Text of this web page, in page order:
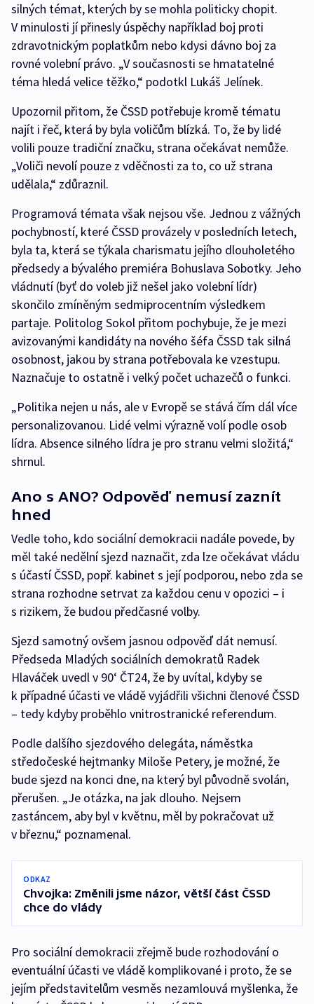
silných témat, kterých by se mohla politicky chopit.
V minulosti jí přinesly úspěchy například boj proti
zdravotnickým poplatkům nebo kdysi dávno boj za
rovné volební právo. „V současnosti se hmatatelné
téma hledá velice těžko,“ podotkl Lukáš Jelínek.
Upozornil přitom, že ČSSD potřebuje kromě tématu
najít i řeč, která by byla voličům blízká. To, že by lidé
volili pouze tradiční značku, strana očekávat nemůže.
„Voliči nevolí pouze z vděčnosti za to, co už strana
udělala,“ zdůraznil.
Programová témata však nejsou vše. Jednou z vážných
pochybností, které ČSSD provázely v posledních letech,
byla ta, která se týkala charismatu jejího dlouholetého
předsedy a bývalého premiéra Bohuslava Sobotky. Jeho
vládnutí (byť do voleb již nešel jako volební lídr)
skončilo zmíněným sedmiprocentním výsledkem
partaje. Politolog Sokol přitom pochybuje, že je mezi
avizovanými kandidáty na nového šéfa ČSSD tak silná
osobnost, jakou by strana potřebovala ke vzestupu.
Naznačuje to ostatně i velký počet uchazečů o funkci.
„Politika nejen u nás, ale v Evropě se stává čím dál více
personalizovanou. Lidé velmi výrazně volí podle osob
lídra. Absence silného lídra je pro stranu velmi složitá,“
shrnul.
Ano s ANO? Odpověď nemusí zaznít
hned
Vedle toho, kdo sociální demokracii nadále povede, by
měl také nedělní sjezd naznačit, zda lze očekávat vládu
s účastí ČSSD, popř. kabinet s její podporou, nebo zda se
strana rozhodne setrvat za každou cenu v opozici – i
s rizikem, že budou předčasné volby.
Sjezd samotný ovšem jasnou odpověď dát nemusí.
Předseda Mladých sociálních demokratů Radek
Hlaváček uvedl v 90‘ ČT24, že by uvítal, kdyby se
k případné účasti ve vládě vyjádřili všichni členové ČSSD
– tedy kdyby proběhlo vnitrostranické referendum.
Podle dalšího sjezdového delegáta, náměstka
středočeské hejtmanky Miloše Petery, je možné, že
bude sjezd na konci dne, na který byl původně svolán,
přerušen. „Je otázka, na jak dlouho. Nejsem
zastáncem, aby byl v květnu, měl by pokračovat už
v březnu,“ poznamenal.
ODKAZ
Chvojka: Změnili jsme názor, větší část ČSSD
chce do vlády
Pro sociální demokracii zřejmě bude rozhodování o
eventuální účasti ve vládě komplikované i proto, že se
jejím představitelům vesměs nezamlouvá myšlenka, že